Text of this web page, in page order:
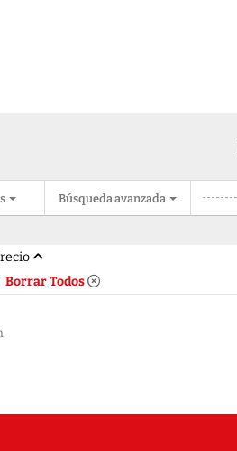
Búsqueda avanzada
Borrar Todos